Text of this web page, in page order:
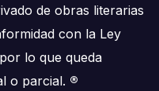
de obras literarias
con la Ley
lo que queda
o parcial. ®